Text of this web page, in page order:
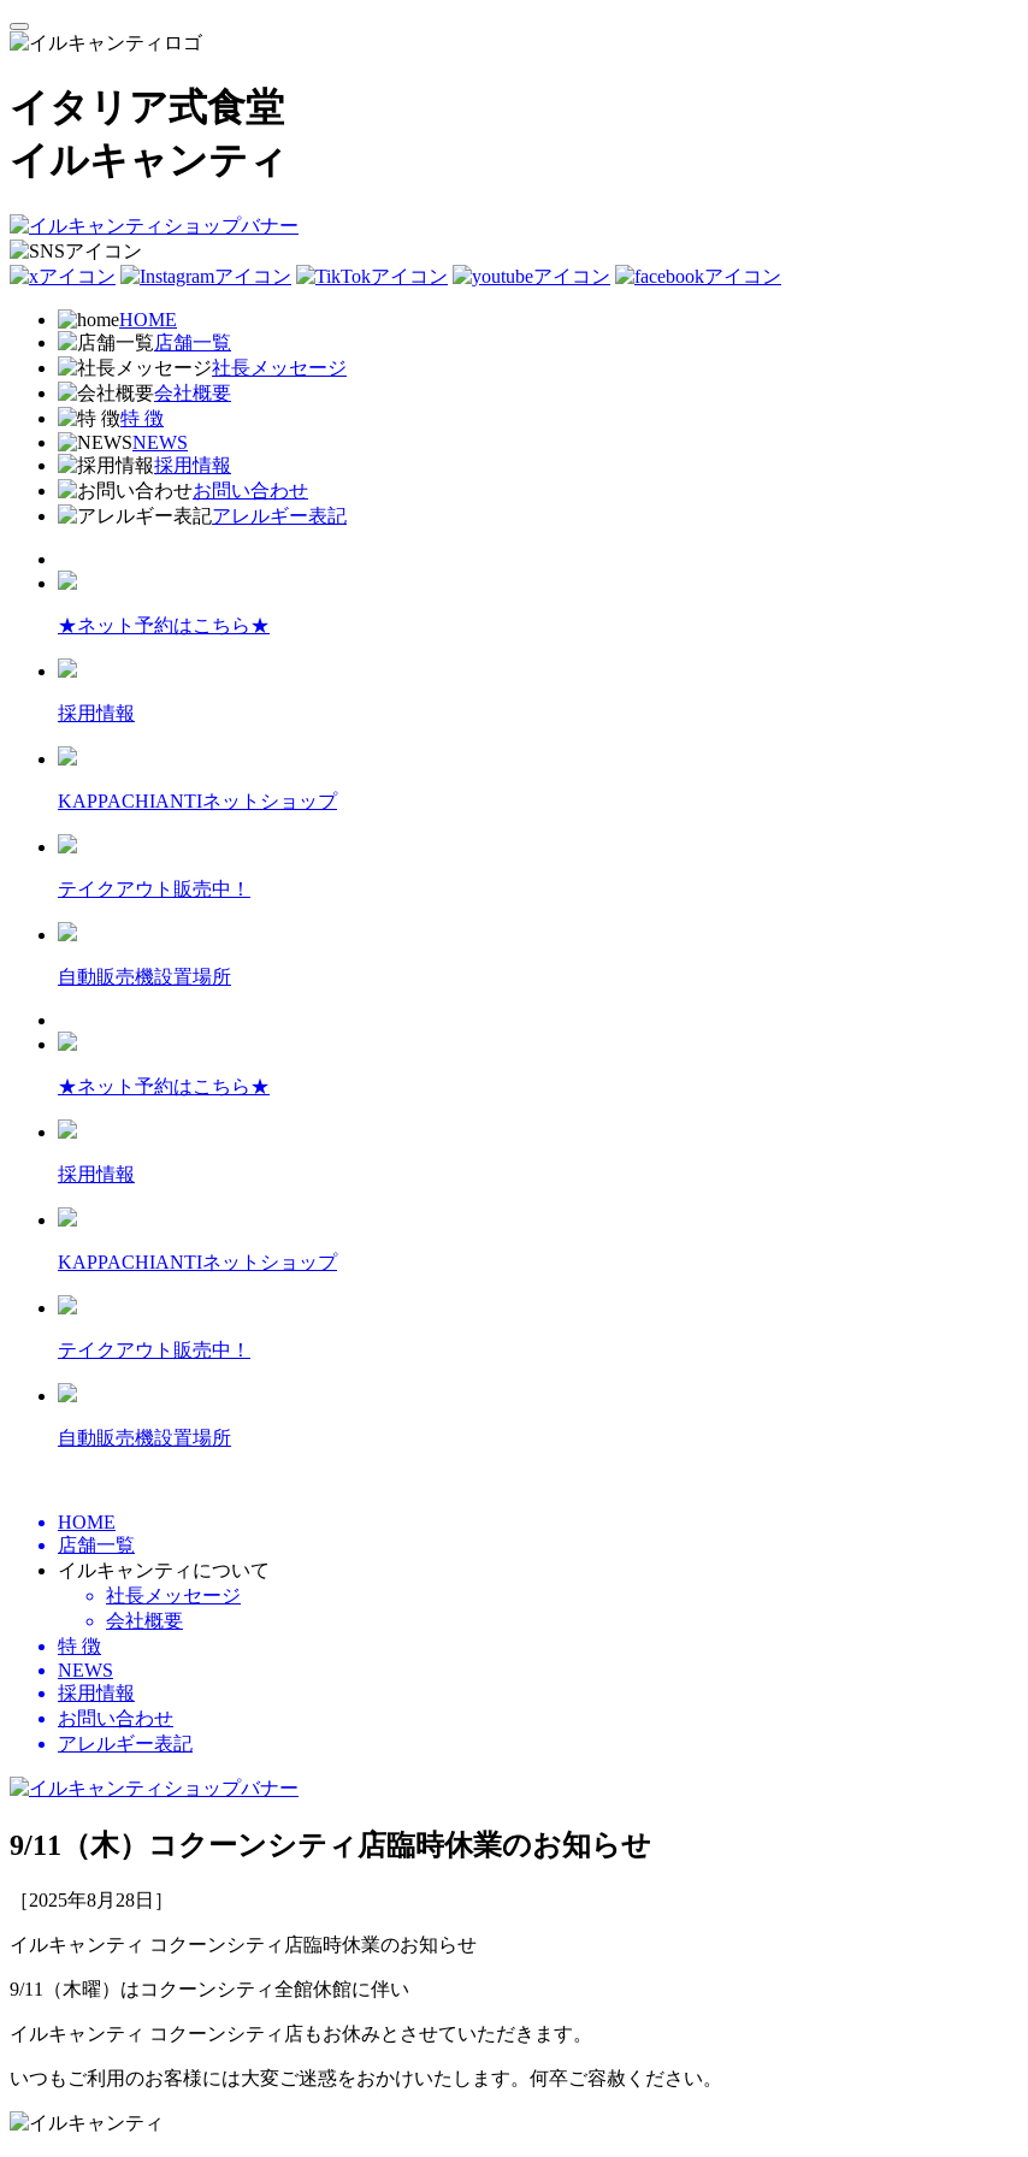
イタリア式食堂
イルキャンティ
HOME
店舗一覧
社長メッセージ
会社概要
特 徴
NEWS
採用情報
お問い合わせ
アレルギー表記
★ネット予約はこちら★
採用情報
KAPPACHIANTIネットショップ
テイクアウト販売中！
自動販売機設置場所
★ネット予約はこちら★
採用情報
KAPPACHIANTIネットショップ
テイクアウト販売中！
自動販売機設置場所
HOME
店舗一覧
イルキャンティについて
社長メッセージ
会社概要
特 徴
NEWS
採用情報
お問い合わせ
アレルギー表記
9/11（木）コクーンシティ店臨時休業のお知らせ
［2025年8月28日］
イルキャンティ コクーンシティ店臨時休業のお知らせ
9/11（木曜）はコクーンシティ全館休館に伴い
イルキャンティ コクーンシティ店もお休みとさせていただきます。
いつもご利用のお客様には大変ご迷惑をおかけいたします。何卒ご容赦ください。